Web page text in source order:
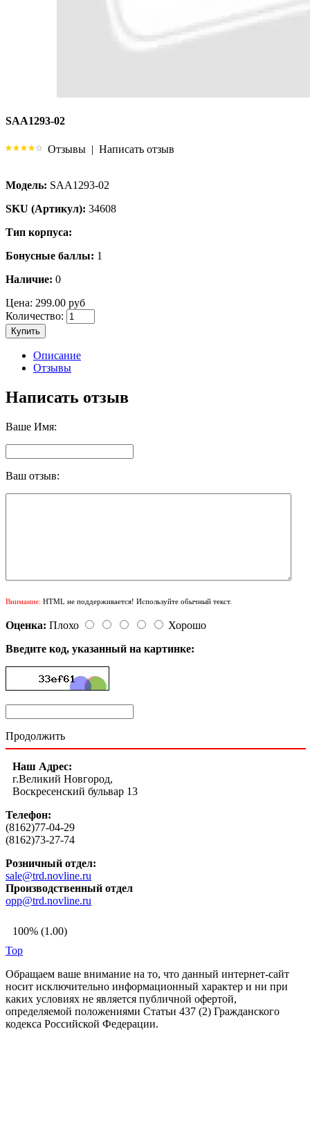
SAA1293-02
Отзывы | Написать отзыв
Модель: SAA1293-02
SKU (Артикул): 34608
Тип корпуса:
Бонусные баллы: 1
Наличие: 0
Цена: 299.00 руб
Количество:
Купить
Описание
Отзывы
Написать отзыв
Ваше Имя:
Ваш отзыв:
Внимание: HTML не поддерживается! Используйте обычный текст.
Оценка: Плохо
Хорошо
Введите код, указанный на картинке:
Продолжить
Наш Адрес:
г.Великий Новгород,
Воскресенский бульвар 13
Телефон:
(8162)77-04-29
(8162)73-27-74
Розничный отдел:
sale@trd.novline.ru
Производственный отдел
opp@trd.novline.ru
100% (1.00)
Top
Обращаем ваше внимание на то, что данный интернет-сайт
носит исключительно информационный характер и ни при
каких условиях не является публичной офертой,
определяемой положениями Статьи 437 (2) Гражданского
кодекса Российской Федерации.